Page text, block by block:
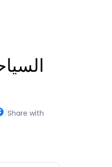
Share with
/